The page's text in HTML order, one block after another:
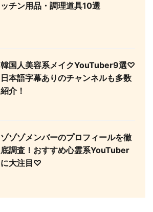
ッチン用品・調理道具10選
韓国人美容系メイクYouTuber9選♡
日本語字幕ありのチャンネルも多数
紹介！
ゾゾゾメンバーのプロフィールを徹
底調査！おすすめ心霊系YouTuber
に大注目♡